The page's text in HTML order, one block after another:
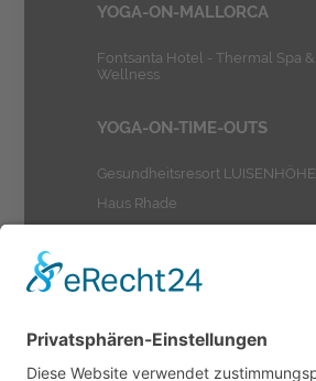
YOGA-ON-MALLORCA
Fontsanta Hotel - Thermal Spa &
Wellness
YOGA-ON-TIME-OUTS
Gesundheitsresort LUISENHÖHE
Haus Rhade